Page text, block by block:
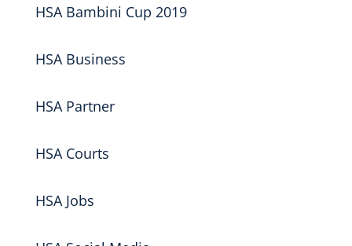
HSA Bambini Cup 2019
HSA Business
HSA Partner
HSA Courts
HSA Jobs